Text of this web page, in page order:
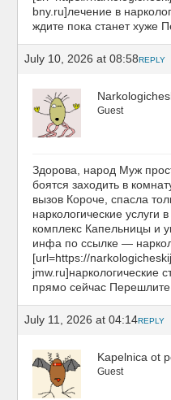
bny.ru]лечение в
ждите пока станет хуже
July 10, 2026 at 08:58REPLY
Guest
Здорова, народ Муж
боятся заходить в
вызов Короче, спасла
наркологические услуги
комплекс Капельницы и
инфа по ссылке —
[url=https://
jmw.ru]наркологические
прямо сейчас
July 11, 2026 at 04:14REPLY
Kapelnica ot
Guest